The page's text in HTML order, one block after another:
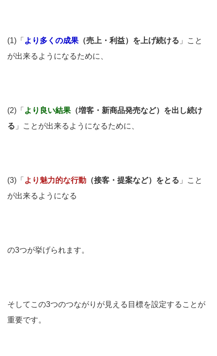
(1)「 より多くの成果 （売上・利益）を上げ続ける 」こと
が出来るようになるために、
(2)「 より良い結果 （増客・新商品発売など）を出し続け
る 」ことが出来るようになるために、
(3)「 より魅力的な行動 （接客・提案など）をとる 」こと
が出来るようになる
の3つが挙げられます。
そしてこの3つのつながりが見える目標を設定することが
重要です。